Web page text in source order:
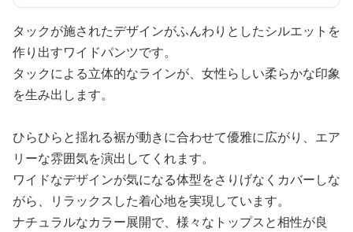
タックが施されたデザインがふんわりとしたシルエットを
作り出すワイドパンツです。
タックによる立体的なラインが、女性らしい柔らかな印象
を生み出します。
ひらひらと揺れる裾が動きに合わせて優雅に広がり、エア
リーな雰囲気を演出してくれます。
ワイドなデザインが気になる体型をさりげなくカバーしな
がら、リラックスした着心地を実現しています。
ナチュラルなカラー展開で、様々なトップスと相性が良